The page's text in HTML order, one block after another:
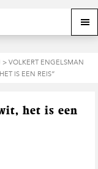
M
> VOLKERT ENGELSMAN
IS EEN REIS”
het is een